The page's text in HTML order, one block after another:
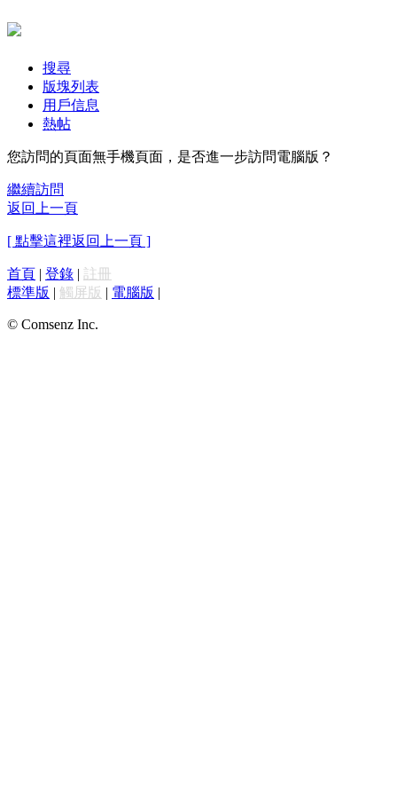
搜尋
版塊列表
用戶信息
熱帖
您訪問的頁面無手機頁面，是否進一步訪問電腦版？
繼續訪問
返回上一頁
[ 點擊這裡返回上一頁 ]
首頁 | 登錄 | 註冊
標準版 | 觸屏版 | 電腦版 |
© Comsenz Inc.